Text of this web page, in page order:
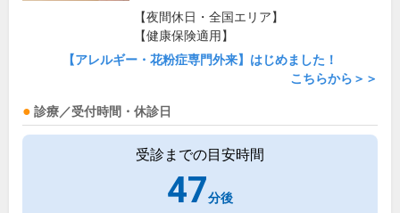
【夜間休日・全国エリア】
【健康保険適用】
【アレルギー・花粉症専門外来】はじめました！
こちらから＞＞
診療／受付時間・休診日
受診までの目安時間
47分後